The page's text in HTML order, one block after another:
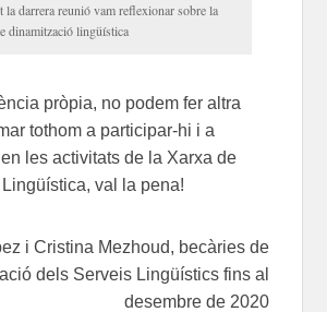
la darrera reunió vam reflexionar sobre la
dinamització lingüística
pròpia, no podem fer altra
tothom a participar-hi i a
les activitats de la Xarxa de
val la pena!
i Cristina Mezhoud, becàries de
dels Serveis Lingüístics fins al
desembre de 2020